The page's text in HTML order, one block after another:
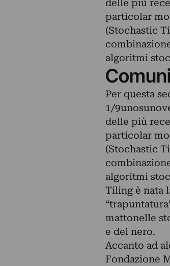
delle più
particolar
(Stochastic
algoritmi
Per questa
1/
delle più
particolar
(Stochastic
algoritmi
Tiling è nata
mattonelle
e del nero.
Accanto ad
Fondazione